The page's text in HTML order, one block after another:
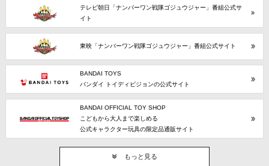
テレビ朝日「ナンバーワン戦隊ゴジュウジャー」番組公式サ
イト
東映「ナンバーワン戦隊ゴジュウジャー」番組公式サイト
BANDAI TOYS
バンダイ トイディビジョンの公式サイト
BANDAI OFFICIAL TOY SHOP
こどもから大人まで楽しめる
公式キャラクター玩具の限定品通販サイト
もっと見る